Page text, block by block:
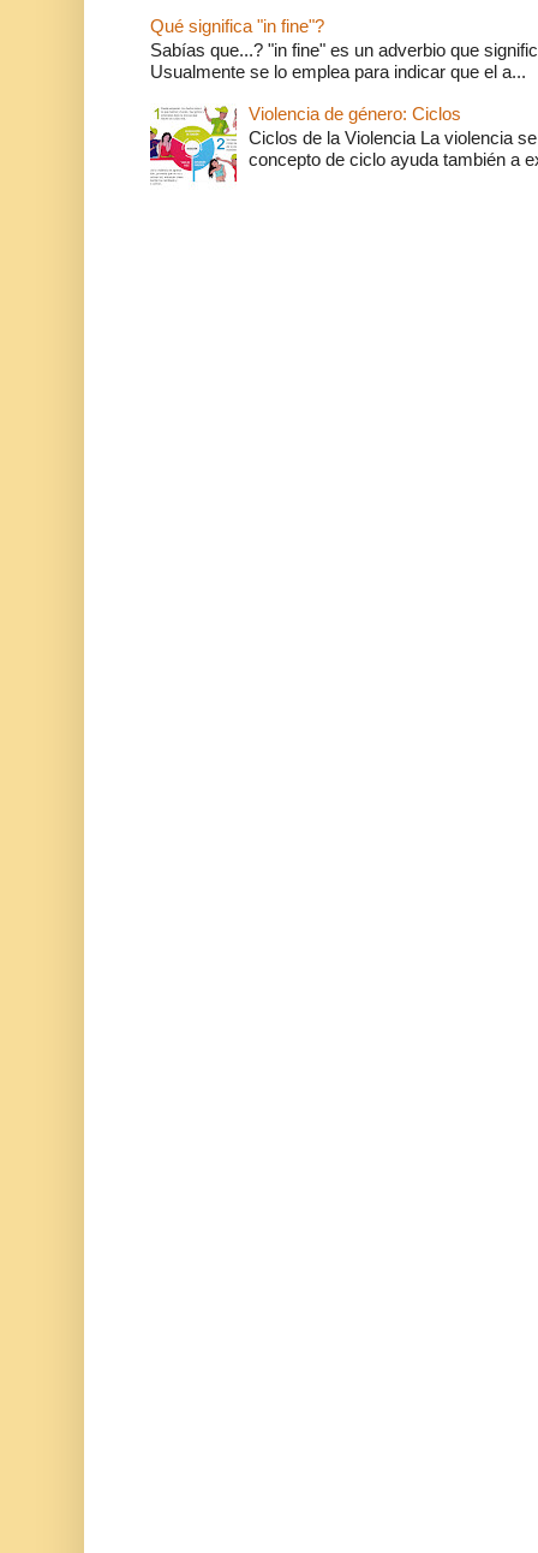
Qué significa "in fine"?
Sabías que...? "in fine" es un adverbio que
Usualmente se lo emplea para indicar que el a...
Violencia de género: Ciclos
Ciclos de la Violencia La violencia
concepto de ciclo ayuda también a